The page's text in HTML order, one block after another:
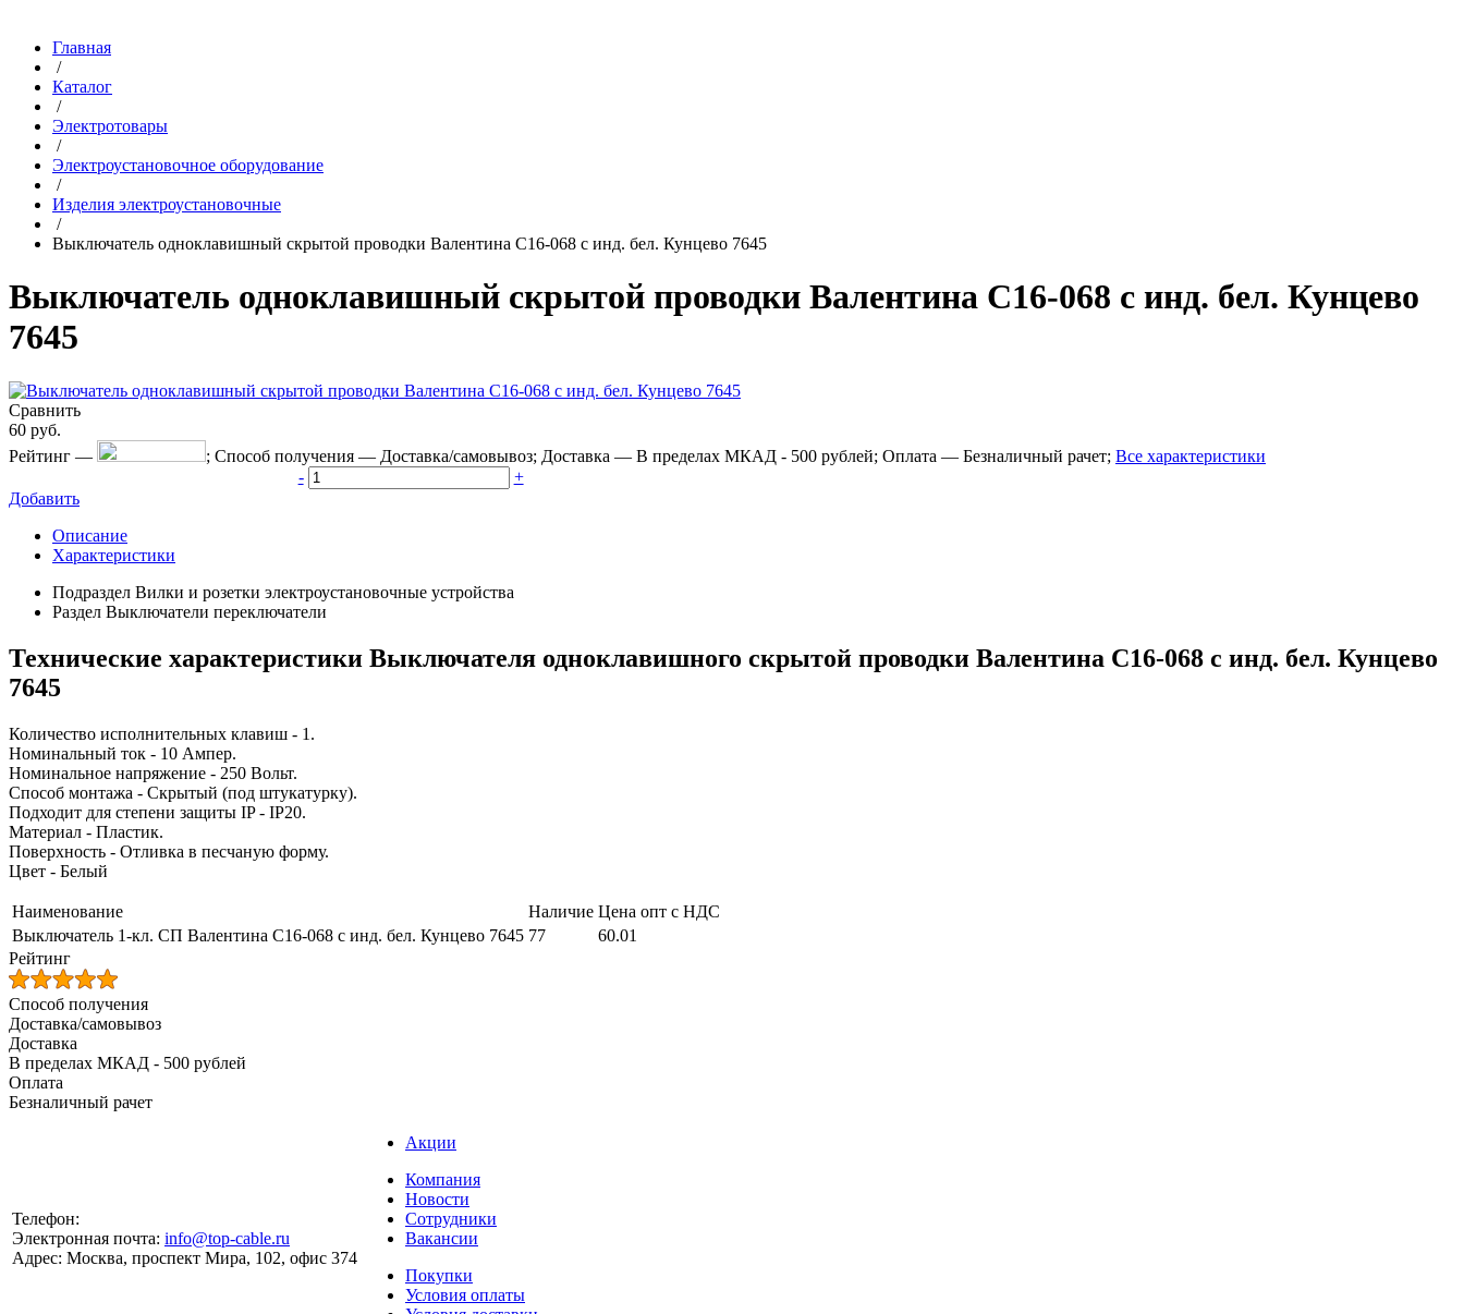
Главная
/
Каталог
/
Электротовары
/
Электроустановочное оборудование
/
Изделия электроустановочные
/
Выключатель одноклавишный скрытой проводки Валентина С16-068 с инд. бел. Кунцево 7645
Выключатель одноклавишный скрытой проводки Валентина С16-068 с инд. бел. Кунцево
7645
Сравнить
60 руб.
Рейтинг — ; Способ получения — Доставка/самовывоз; Доставка — В пределах МКАД - 500 рублей; Оплата — Безналичный рачет; Все характеристики
-
+
Добавить
Описание
Характеристики
Подраздел Вилки и розетки электроустановочные устройства
Раздел Выключатели переключатели
Технические характеристики Выключателя одноклавишного скрытой проводки Валентина С16-068 с инд. бел. Кунцево
7645
Количество исполнительных клавиш - 1.
Номинальный ток - 10 Ампер.
Номинальное напряжение - 250 Вольт.
Способ монтажа - Скрытый (под штукатурку).
Подходит для степени защиты IP - IP20.
Материал - Пластик.
Поверхность - Отливка в песчаную форму.
Цвет - Белый
Наименование Наличие Цена опт с НДС
Выключатель 1-кл. СП Валентина С16-068 с инд. бел. Кунцево 7645 77
60.01
Рейтинг
Способ получения
Доставка/самовывоз
Доставка
В пределах МКАД - 500 рублей
Оплата
Безналичный рачет
Телефон:
Электронная почта: info@top-cable.ru
Адрес: Москва, проспект Мира, 102, офис 374
Акции
Компания
Новости
Сотрудники
Вакансии
Покупки
Условия оплаты